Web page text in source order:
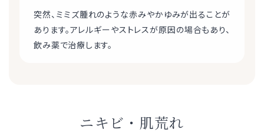
突然、ミミズ腫れのような赤みやかゆみが出ることが
あります。アレルギーやストレスが原因の場合もあり、
飲み薬で治療します。
ニキビ・肌荒れ